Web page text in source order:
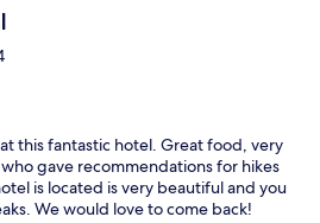
this fantastic hotel. Great food, very
gave recommendations for hikes
is located is very beautiful and you
We would love to come back!